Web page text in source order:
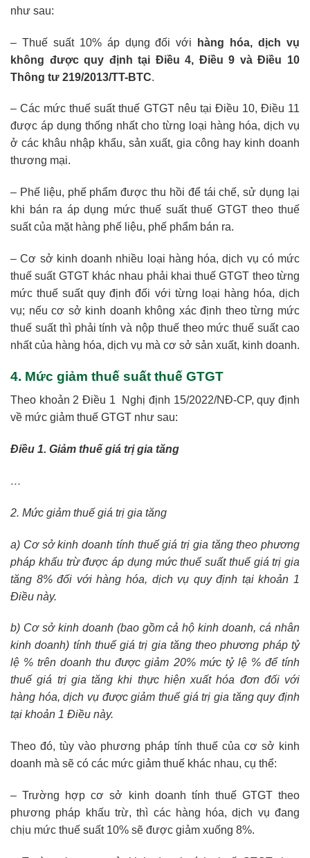
như sau:
– Thuế suất 10% áp dụng đối với
hàng hóa, dịch vụ
không được quy định tại Điều 4, Điều 9 và Điều 10
Thông tư 219/2013/TT-BTC.
– Các mức thuế suất thuế GTGT nêu tại Điều 10, Điều 11
được áp dụng thống nhất cho từng loại hàng hóa, dịch vụ
ở các khâu nhập khẩu, sản xuất, gia công hay kinh doanh
thương mại.
– Phế liệu, phế phẩm được thu hồi để tái chế, sử dụng lại
khi bán ra áp dụng mức thuế suất thuế GTGT theo thuế
suất của mặt hàng phế liệu, phế phẩm bán ra.
– Cơ sở kinh doanh nhiều loại hàng hóa, dịch vụ có mức
thuế suất GTGT khác nhau phải khai thuế GTGT theo từng
mức thuế suất quy định đối với từng loại hàng hóa, dịch
vụ; nếu cơ sở kinh doanh không xác định theo từng mức
thuế suất thì phải tính và nộp thuế theo mức thuế suất cao
nhất của hàng hóa, dịch vụ mà cơ sở sản xuất, kinh doanh.
4. Mức giảm thuế suất thuế GTGT
Theo khoản 2 Điều 1 Nghị định 15/2022/NĐ-CP, quy định
về mức giảm thuế GTGT như sau:
Điều 1. Giảm thuế giá trị gia tăng
…
2. Mức giảm thuế giá trị gia tăng
a) Cơ sở kinh doanh tính thuế giá trị gia tăng theo phương
pháp khấu trừ được áp dụng mức thuế suất thuế giá trị gia
tăng 8% đối với hàng hóa, dịch vụ quy định tại khoản 1
Điều này.
b) Cơ sở kinh doanh (bao gồm cả hộ kinh doanh, cá nhân
kinh doanh) tính thuế giá trị gia tăng theo phương pháp tỷ
lệ % trên doanh thu được giảm 20% mức tỷ lệ % để tính
thuế giá trị gia tăng khi thực hiện xuất hóa đơn đối với
hàng hóa, dịch vụ được giảm thuế giá trị gia tăng quy định
tại khoản 1 Điều này.
Theo đó, tùy vào phương pháp tính thuế của cơ sở kinh
doanh mà sẽ có các mức giảm thuế khác nhau, cụ thể:
– Trường hợp cơ sở kinh doanh tính thuế GTGT theo
phương pháp khấu trừ, thì các hàng hóa, dịch vụ đang
chịu mức thuế suất 10% sẽ được giảm xuống 8%.